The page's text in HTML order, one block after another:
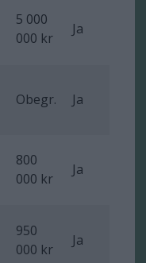
5 000
000 kr
Ja
Obegr. Ja
800
000 kr
Ja
950
000 kr
Ja